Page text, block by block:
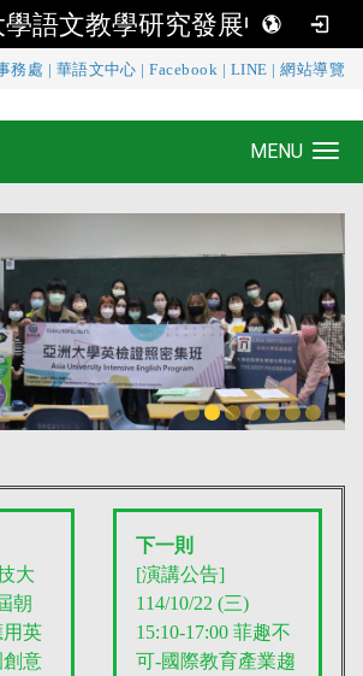
語文教學研究發展中心
務處 華語文中心 |Facebook LINE |網站導覽
語文教學研究發展中心
MENU
大
朝
用英
意
下一則
[演講公告]
114/10/22 (三)
15:10-17:00 菲趣不
可-國際教育產業趨